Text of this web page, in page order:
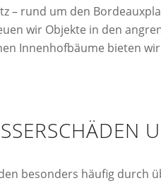
– rund um den
wir Objekte in den
Innenhofbäume bieten
besonders häufig durch